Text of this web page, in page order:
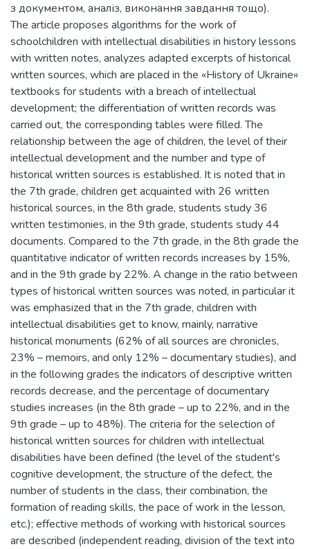
з документом, аналіз, виконання завдання тощо).
The article proposes algorithms for the work of
schoolchildren with intellectual disabilities in history lessons
with written notes, analyzes adapted excerpts of historical
written sources, which are placed in the «History of Ukraine»
textbooks for students with a breach of intellectual
development; the differentiation of written records was
carried out, the corresponding tables were filled. The
relationship between the age of children, the level of their
intellectual development and the number and type of
historical written sources is established. It is noted that in
the 7th grade, children get acquainted with 26 written
historical sources, in the 8th grade, students study 36
written testimonies, in the 9th grade, students study 44
documents. Compared to the 7th grade, in the 8th grade the
quantitative indicator of written records increases by 15%,
and in the 9th grade by 22%. A change in the ratio between
types of historical written sources was noted, in particular it
was emphasized that in the 7th grade, children with
intellectual disabilities get to know, mainly, narrative
historical monuments (62% of all sources are chronicles,
23% – memoirs, and only 12% – documentary studies), and
in the following grades the indicators of descriptive written
records decrease, and the percentage of documentary
studies increases (in the 8th grade – up to 22%, and in the
9th grade – up to 48%). The criteria for the selection of
historical written sources for children with intellectual
disabilities have been defined (the level of the student's
cognitive development, the structure of the defect, the
number of students in the class, their combination, the
formation of reading skills, the pace of work in the lesson,
etc.); effective methods of working with historical sources
are described (independent reading, division of the text into